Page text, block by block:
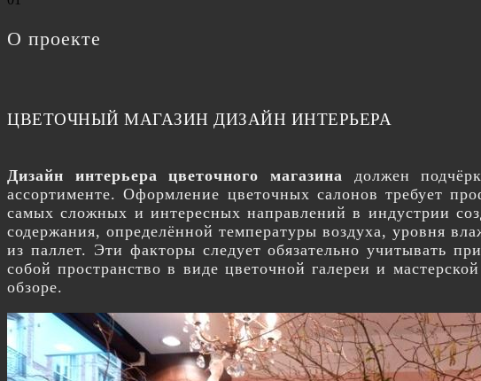
О проекте
ЦВЕТОЧНЫЙ МАГАЗИН ДИЗАЙН ИНТЕРЬЕРА
Дизайн интерьера цветочного магазина должен
ассортименте. Оформление цветочных салонов требует
самых сложных и интересных направлений в индустрии
содержания, определённой температуры воздуха, уровня
из паллет. Эти факторы следует обязательно учитывать
собой пространство в виде цветочной галереи и
обзоре.